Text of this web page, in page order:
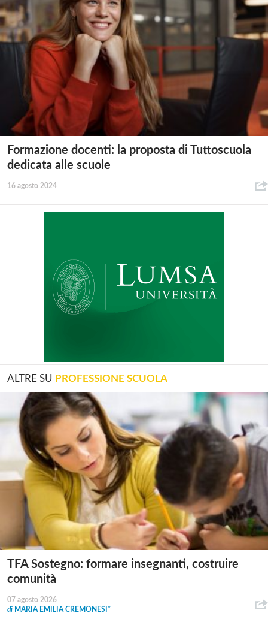
Formazione docenti: la proposta di Tuttoscuola
dedicata alle scuole
16 agosto 2024
ALTRE SU PROFESSIONE SCUOLA
TFA Sostegno: formare insegnanti, costruire
comunità
07 agosto 2026
di MARIA EMILIA CREMONESI*